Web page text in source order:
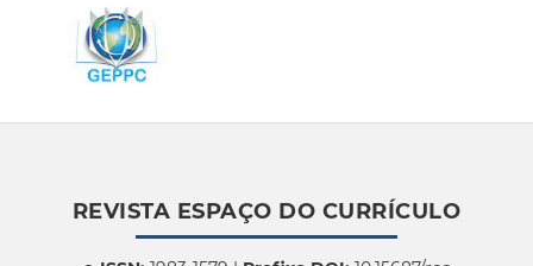
REVISTA ESPAÇO DO CURRÍCULO